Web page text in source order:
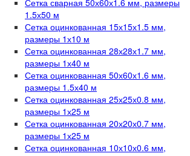
Сетка сварная 50х60х1.6 мм, размеры
1.5х50 м
Сетка оцинкованная 15х15х1.5 мм,
размеры 1х10 м
Сетка оцинкованная 28х28х1.7 мм,
размеры 1х40 м
Сетка оцинкованная 50х60х1.6 мм,
размеры 1.5х40 м
Сетка оцинкованная 25х25х0.8 мм,
размеры 1х25 м
Сетка оцинкованная 20х20х0.7 мм,
размеры 1х25 м
Сетка оцинкованная 10х10х0.6 мм,